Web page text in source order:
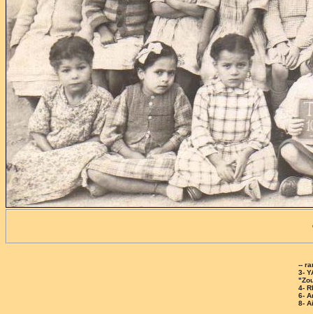
--
3-
4-
6-
8-